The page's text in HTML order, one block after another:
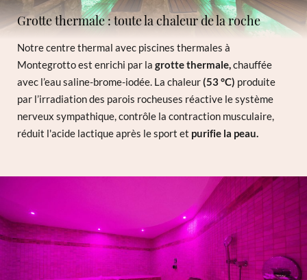
Grotte thermale : toute la chaleur de la roche
Notre centre thermal avec piscines thermales à
Montegrotto est enrichi par lagrotte thermale,chauffée
avec l’eau saline-brome-iodée. La chaleur(53 °C) produite
par l’irradiation des parois rocheuses réactive le système
nerveux sympathique, contrôle la contraction musculaire,
réduit l'acide lactique après le sport et purifie la peau.